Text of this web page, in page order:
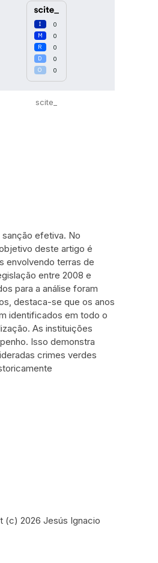
0
0
0
0
0
scite_
efetiva. No
deste artigo é
envolvendo terras de
entre 2008 e
para a análise foram
destaca-se que os anos
identificados em todo o
As instituições
Isso demonstra
crimes verdes
(c) 2026 Jesús Ignacio